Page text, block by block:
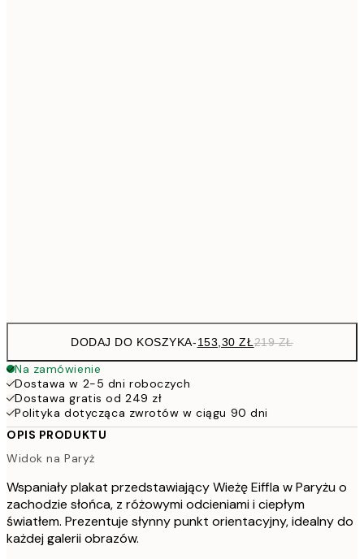
DODAJ DO KOSZYKA-153,30 ZŁ219 ZŁ
Na zamówienie
Dostawa w 2-5 dni roboczych
Dostawa gratis od 249 zł
Polityka dotycząca zwrotów w ciągu 90 dni
OPIS PRODUKTU
Widok na Paryż
Wspaniały plakat przedstawiający Wieżę Eiffla w Paryżu o
zachodzie słońca, z różowymi odcieniami i ciepłym
światłem. Prezentuje słynny punkt orientacyjny, idealny do
każdej galerii obrazów.